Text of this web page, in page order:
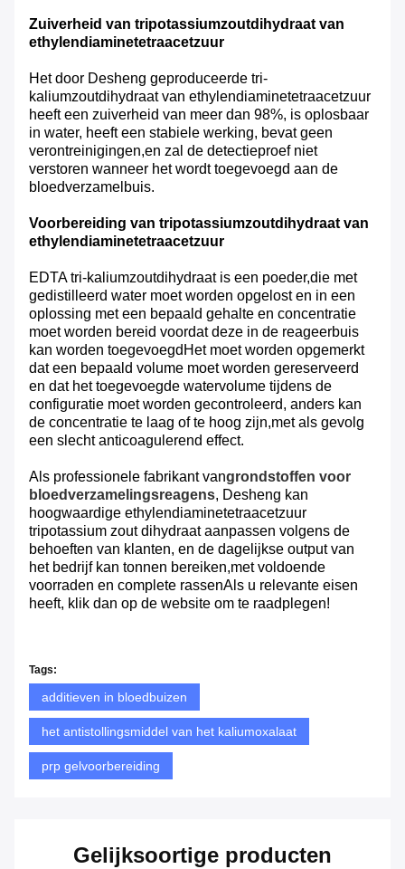
Zuiverheid van tripotassiumzoutdihydraat van
ethylendiaminetetraacetzuur
Het door Desheng geproduceerde tri-
kaliumzoutdihydraat van ethylendiaminetetraacetzuur
heeft een zuiverheid van meer dan 98%, is oplosbaar
in water, heeft een stabiele werking, bevat geen
verontreinigingen,en zal de detectieproef niet
verstoren wanneer het wordt toegevoegd aan de
bloedverzamelbuis.
Voorbereiding van tripotassiumzoutdihydraat van
ethylendiaminetetraacetzuur
EDTA tri-kaliumzoutdihydraat is een poeder,die met
gedistilleerd water moet worden opgelost en in een
oplossing met een bepaald gehalte en concentratie
moet worden bereid voordat deze in de reageerbuis
kan worden toegevoegdHet moet worden opgemerkt
dat een bepaald volume moet worden gereserveerd
en dat het toegevoegde watervolume tijdens de
configuratie moet worden gecontroleerd, anders kan
de concentratie te laag of te hoog zijn,met als gevolg
een slecht anticoagulerend effect.
Als professionele fabrikant vangrondstoffen voor
bloedverzamelingsreagens, Desheng kan
hoogwaardige ethylendiaminetetraacetzuur
tripotassium zout dihydraat aanpassen volgens de
behoeften van klanten, en de dagelijkse output van
het bedrijf kan tonnen bereiken,met voldoende
voorraden en complete rassenAls u relevante eisen
heeft, klik dan op de website om te raadplegen!
Tags:
additieven in bloedbuizen
het antistollingsmiddel van het kaliumoxalaat
prp gelvoorbereiding
Gelijksoortige producten